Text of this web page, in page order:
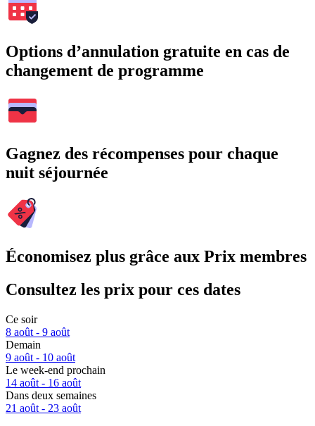
Options d’annulation gratuite en cas de
changement de programme
Gagnez des récompenses pour chaque
nuit séjournée
Économisez plus grâce aux Prix membres
Consultez les prix pour ces dates
Ce soir
8 août - 9 août
Demain
9 août - 10 août
Le week-end prochain
14 août - 16 août
Dans deux semaines
21 août - 23 août